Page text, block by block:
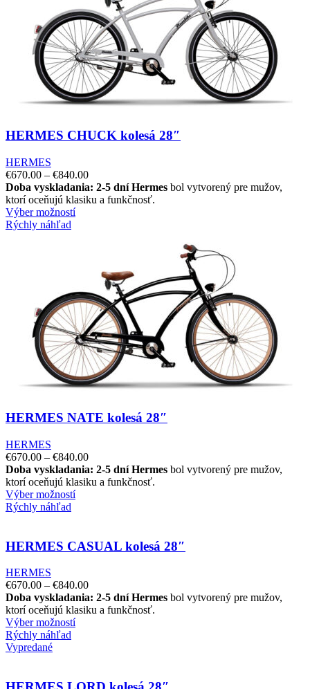
HERMES CHUCK kolesá 28″
HERMES
€670.00 – €840.00
Doba vyskladania: 2-5 dní Hermes bol vytvorený pre mužov,
ktorí oceňujú klasiku a funkčnosť.
Výber možností
Rýchly náhľad
HERMES NATE kolesá 28″
HERMES
€670.00 – €840.00
Doba vyskladania: 2-5 dní Hermes bol vytvorený pre mužov,
ktorí oceňujú klasiku a funkčnosť.
Výber možností
Rýchly náhľad
HERMES CASUAL kolesá 28″
HERMES
€670.00 – €840.00
Doba vyskladania: 2-5 dní Hermes bol vytvorený pre mužov,
ktorí oceňujú klasiku a funkčnosť.
Výber možností
Rýchly náhľad
Vypredané